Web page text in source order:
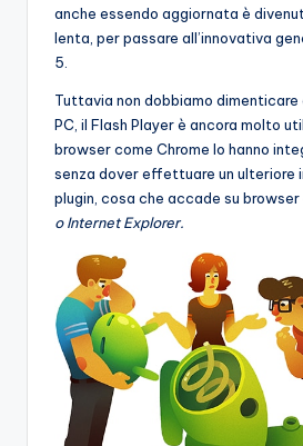
anche essendo aggiornata è
lenta, per passare all’innovativa
5.
Tuttavia non dobbiamo
PC, il Flash Player è ancora molto
browser come Chrome lo hanno
senza dover effettuare un ulteriore
plugin, cosa che accade su browser
o Internet Explorer.